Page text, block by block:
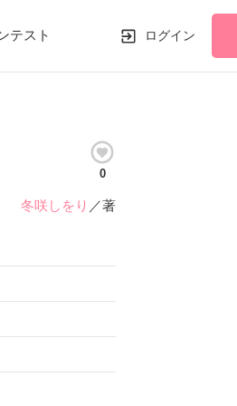
テスト ログイン
0
冬咲しをり ／著